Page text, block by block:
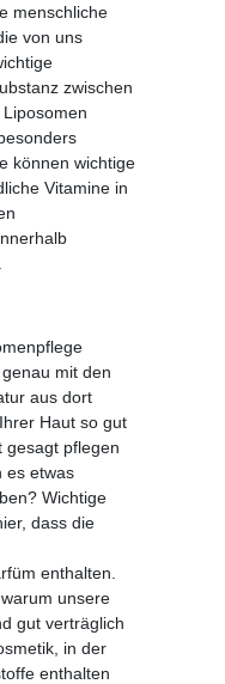
menschliche
von uns
zwischen
können wichtige
Vitamine in
mit den
aus dort
Haut so gut
gesagt pflegen
es etwas
Wichtige
dass die
enthalten.
unsere
gut verträglich
in der
enthalten